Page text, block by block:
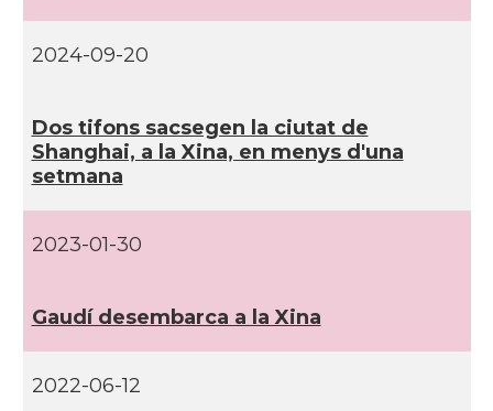
2024-09-20
Dos tifons sacsegen la ciutat de
Shanghai, a la Xina, en menys d'una
setmana
2023-01-30
Gaudí­ desembarca a la Xina
2022-06-12